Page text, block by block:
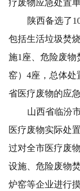
疗废物应急处置
陕西备选了
包括生活垃圾焚
施1座、危险废物
窑）4座，总体处
省医疗废物的应
山西省临汾
医疗废物实际处
过对全市医疗废
设施、危险废物
炉窑等企业进行